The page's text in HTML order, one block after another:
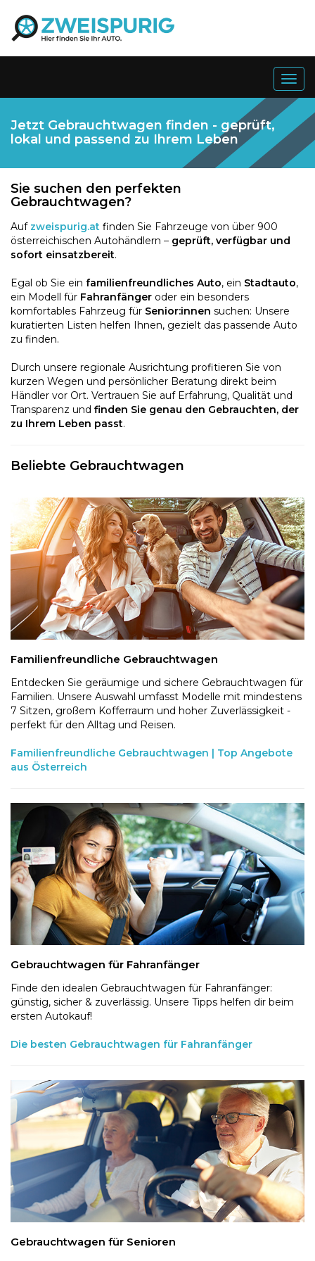
Jetzt Gebrauchtwagen finden - geprüft,
lokal und passend zu Ihrem Leben
Sie suchen den perfekten
Gebrauchtwagen?
Auf zweispurig.at finden Sie Fahrzeuge von über 900
österreichischen Autohändlern – geprüft, verfügbar und
sofort einsatzbereit.
Egal ob Sie ein familienfreundliches Auto, ein Stadtauto,
ein Modell für Fahranfänger oder ein besonders
komfortables Fahrzeug für Senior:innen suchen: Unsere
kuratierten Listen helfen Ihnen, gezielt das passende Auto
zu finden.
Durch unsere regionale Ausrichtung profitieren Sie von
kurzen Wegen und persönlicher Beratung direkt beim
Händler vor Ort. Vertrauen Sie auf Erfahrung, Qualität und
Transparenz und finden Sie genau den Gebrauchten, der
zu Ihrem Leben passt.
Beliebte Gebrauchtwagen
Familienfreundliche Gebrauchtwagen
Entdecken Sie geräumige und sichere Gebrauchtwagen für
Familien. Unsere Auswahl umfasst Modelle mit mindestens
7 Sitzen, großem Kofferraum und hoher Zuverlässigkeit -
perfekt für den Alltag und Reisen.
Familienfreundliche Gebrauchtwagen | Top Angebote
aus Österreich
Gebrauchtwagen für Fahranfänger
Finde den idealen Gebrauchtwagen für Fahranfänger:
günstig, sicher & zuverlässig. Unsere Tipps helfen dir beim
ersten Autokauf!
Die besten Gebrauchtwagen für Fahranfänger
Gebrauchtwagen für Senioren